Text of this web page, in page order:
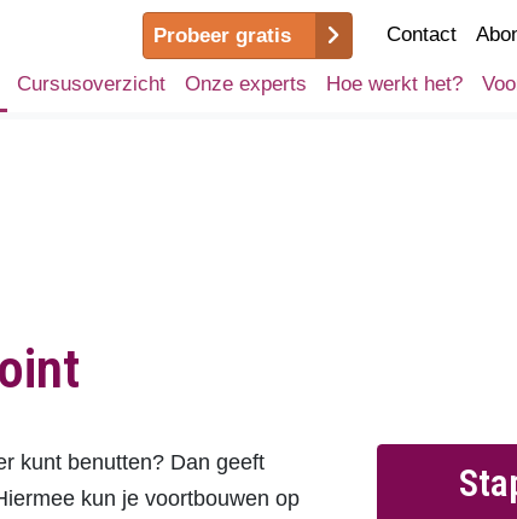
Probeer gratis Contact
Cursusoverzicht Onze experts Hoe werkt het?
kunt benutten? Dan geeft
kun je voortbouwen op